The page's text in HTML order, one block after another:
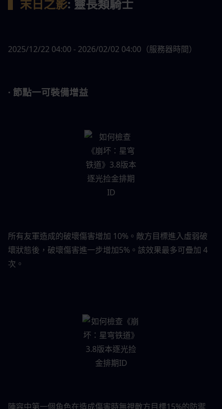
▍末日之影: 靈長類騎士
2025/12/22 04:00 - 2026/02/02 04:00（服務器時間）
· 節點一可裝備增益
所有友軍造成的破壞傷害增加 10%。敵方目標進入虛弱破
壞狀態後，破壞傷害進一步增加5%。該效果最多可疊加 4
次。
陣容中第一個角色在造成傷害時無視敵方目標15%的防禦